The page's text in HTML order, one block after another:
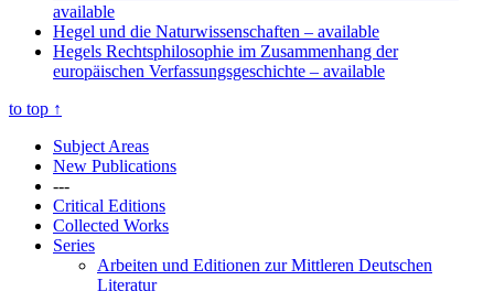
available
Hegel und die Naturwissenschaften – available
Hegels Rechtsphilosophie im Zusammenhang der
europäischen Verfassungsgeschichte – available
to top ↑
Subject Areas
New Publications
---
Critical Editions
Collected Works
Series
Arbeiten und Editionen zur Mittleren Deutschen
Literatur